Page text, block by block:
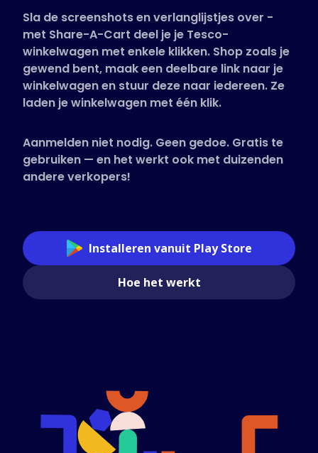
Ondersteunde winkels
Veelgestelde vragen
Handleidingen
Nederlands (Dutch)
Sla de screenshots en verlanglijstjes over -
met Share-A-Cart deel je je Tesco-
winkelwagen met enkele klikken. Shop zoals je
gewend bent, maak een deelbare link naar je
winkelwagen en stuur deze naar iedereen. Ze
laden je winkelwagen met één klik.
Aanmelden niet nodig. Geen gedoe. Gratis te
gebruiken — en het werkt ook met duizenden
andere verkopers!
Installeren vanuit Play Store
Hoe het werkt